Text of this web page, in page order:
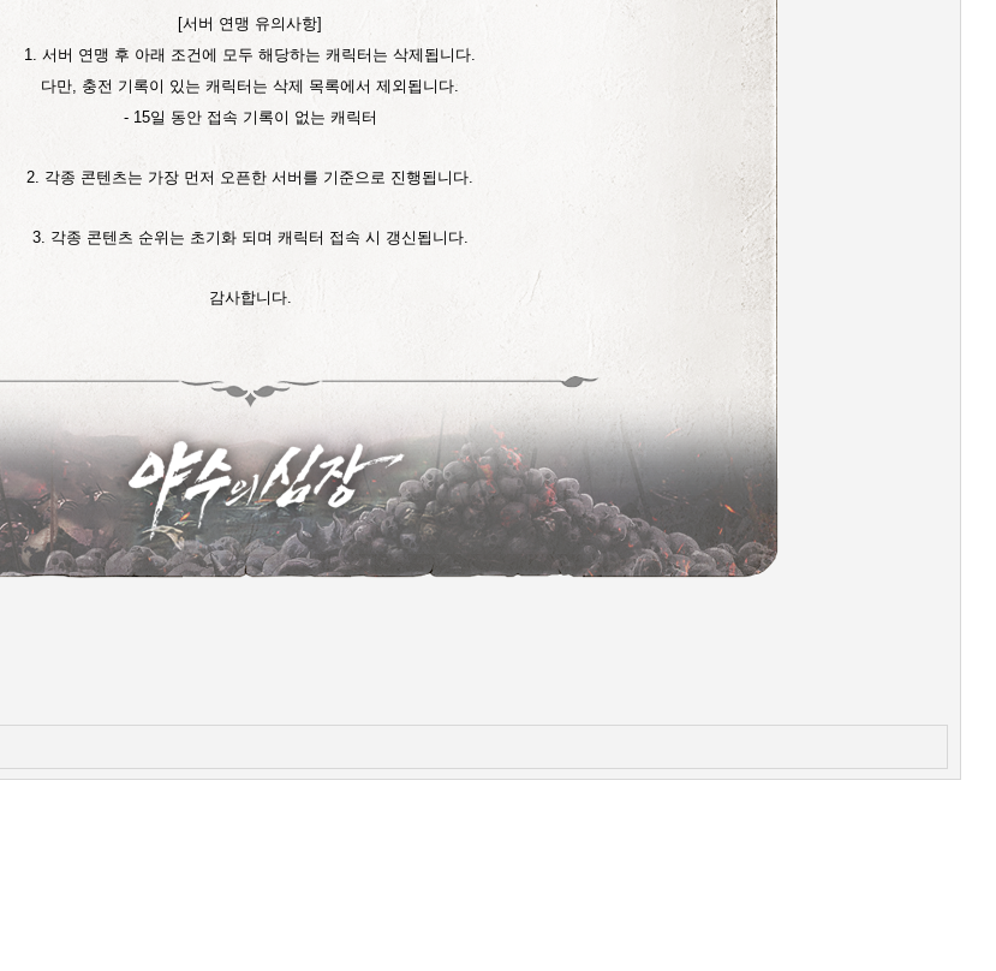
[서버 연맹 유의사항]
1. 서버 연맹 후 아래 조건에 모두 해당하는 캐릭터는 삭제됩니다.
다만, 충전 기록이 있는 캐릭터는 삭제 목록에서 제외됩니다.
- 15일 동안 접속 기록이 없는 캐릭터
2. 각종 콘텐츠는 가장 먼저 오픈한 서버를 기준으로 진행됩니다.
3. 각종 콘텐츠 순위는 초기화 되며 캐릭터 접속 시 갱신됩니다.
감사합니다.